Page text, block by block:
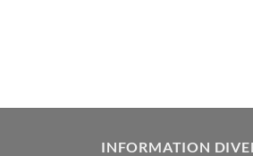
INFORMATION